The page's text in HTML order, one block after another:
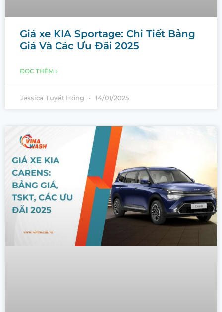
Giá xe KIA Sportage: Chi Tiết Bảng
Giá Và Các Ưu Đãi 2025
ĐỌC THÊM »
Jessica Tuyết Hồng 14/01/2025